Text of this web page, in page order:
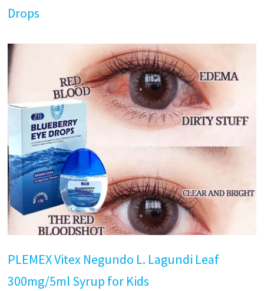
Drops
PLEMEX Vitex Negundo L. Lagundi Leaf
300mg/5ml Syrup for Kids